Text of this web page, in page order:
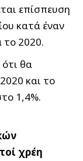
επίσπευση
κατά έναν
το 2020.
θα
και το
1,4%.
χρέη